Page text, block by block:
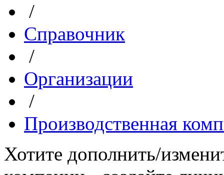
/
Справочник
/
Организации
/
Производственная
Хотите дополнить/